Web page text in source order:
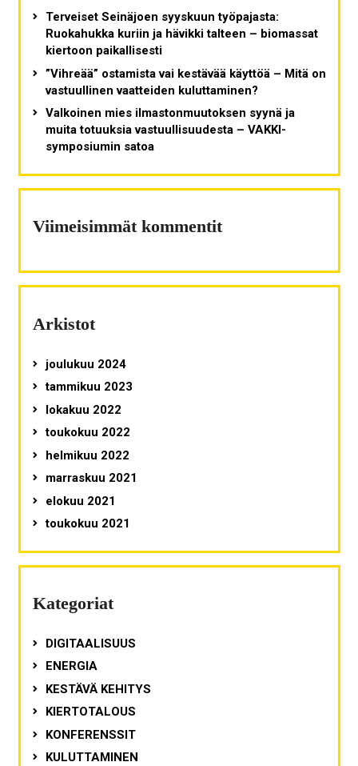
Terveiset Seinäjoen syyskuun työpajasta:
Ruokahukka kuriin ja hävikki talteen – biomassat
kiertoon paikallisesti
”Vihreää” ostamista vai kestävää käyttöä – Mitä on
vastuullinen vaatteiden kuluttaminen?
Valkoinen mies ilmastonmuutoksen syynä ja
muita totuuksia vastuullisuudesta – VAKKI-
symposiumin satoa
Viimeisimmät kommentit
Arkistot
joulukuu 2024
tammikuu 2023
lokakuu 2022
toukokuu 2022
helmikuu 2022
marraskuu 2021
elokuu 2021
toukokuu 2021
Kategoriat
DIGITAALISUUS
ENERGIA
KESTÄVÄ KEHITYS
KIERTOTALOUS
KONFERENSSIT
KULUTTAMINEN